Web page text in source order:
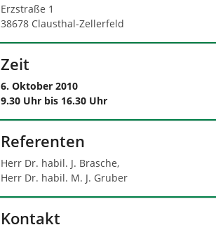
Erzstraße 1
38678 Clausthal-Zellerfeld
Zeit
6. Oktober 2010
9.30 Uhr bis 16.30 Uhr
Referenten
Herr Dr. habil. J. Brasche,
Herr Dr. habil. M. J. Gruber
Kontakt